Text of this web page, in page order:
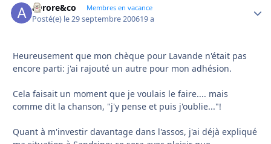
aurore&co Membres en vacance
Posté(e) le 29 septembre 200619 a
Heureusement que mon chèque pour Lavande n'était pas
encore parti: j'ai rajouté un autre pour mon adhésion.
Cela faisait un moment que je voulais le faire.... mais
comme dit la chanson, "j'y pense et puis j'oublie..."!
Quant à m'investir davantage dans l'assos, j'ai déjà expliqué